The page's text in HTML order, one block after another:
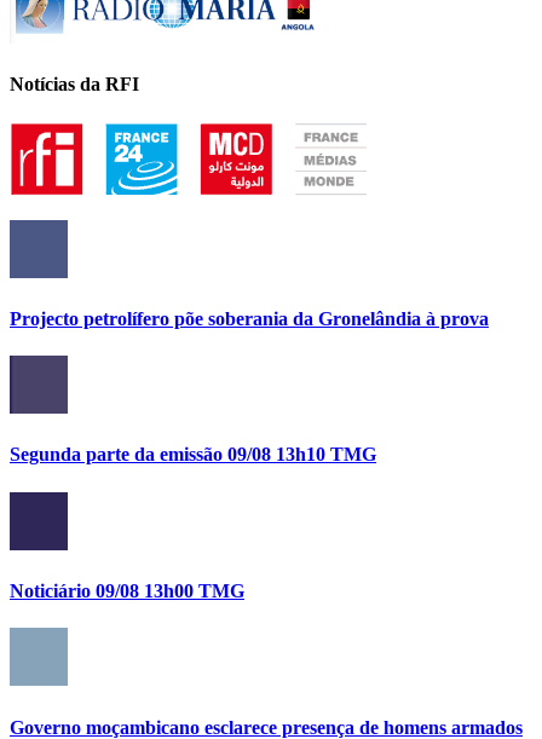
Notícias da RFI
Projecto petrolífero põe soberania da Gronelândia à prova
Segunda parte da emissão 09/08 13h10 TMG
Noticiário 09/08 13h00 TMG
Governo moçambicano esclarece presença de homens armados